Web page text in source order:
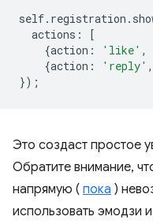
self. registration .
actions :
[
{action : 'like' ,
{action : 'reply' ,
});
Это создаст простое
Обратите внимание,
напрямую ( пока )
использовать эмодзи